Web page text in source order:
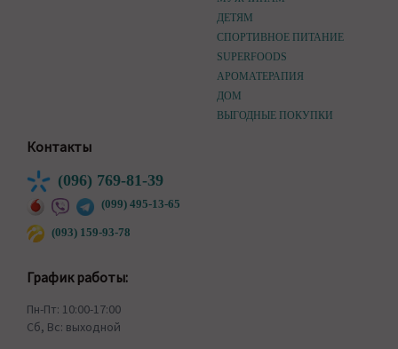
ДЕТЯМ
СПОРТИВНОЕ ПИТАНИЕ
SUPERFOODS
АРОМАТЕРАПИЯ
ДОМ
ВЫГОДНЫЕ ПОКУПКИ
Контакты
(096) 769-81-39
(099) 495-13-65
(093) 159-93-78
График работы:
Пн-Пт: 10:00-17:00
Сб, Вс: выходной